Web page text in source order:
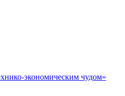
экономическим чудом»